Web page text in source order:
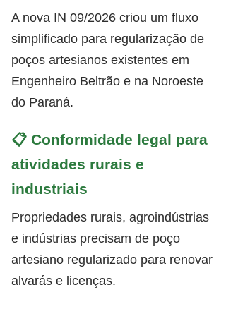
A nova IN 09/2026 criou um fluxo
simplificado para regularização de
poços artesianos existentes em
Engenheiro Beltrão e na Noroeste
do Paraná.
📋 Conformidade legal para
atividades rurais e
industriais
Propriedades rurais, agroindústrias
e indústrias precisam de poço
artesiano regularizado para renovar
alvarás e licenças.